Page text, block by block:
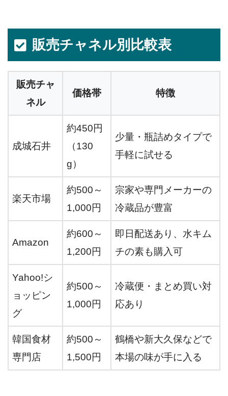
販売チャネル別比較表
販売チャ
ネル
価格帯 特徴
成城石井
約450円
（130
g）
少量・瓶詰めタイプで
手軽に試せる
楽天市場
約500～
1,000円
宗家や専門メーカーの
冷蔵品が豊富
Amazon
約600～
1,200円
即日配送あり、水キム
チの素も購入可
Yahoo!シ
ョッピン
グ
約500～
1,000円
冷蔵便・まとめ買い対
応あり
韓国食材
専門店
約500～
1,500円
鶴橋や新大久保などで
本場の味が手に入る